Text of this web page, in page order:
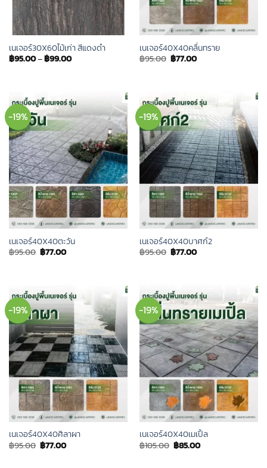
เนเจอร์30X60ไม้เก่า สีแดงดำ
฿95.00–฿99.00
เนเจอร์40X40คลื่นทราย
฿95.00 Original
price
฿77.00Current
-19%
เนเจอร์40X40ตะวัน
฿95.00 Original
price
฿77.00Current
price
-19%
เนเจอร์40X40บาศก์2
฿95.00 Original
price
฿77.00Current
price
-19%
เนเจอร์40X40ศิลาผา
฿95.00 Original
price
฿77.00Current
price
-19%
เนเจอร์40X40เมเปิ้ล
฿105.00 Original
price
฿85.00Current
price